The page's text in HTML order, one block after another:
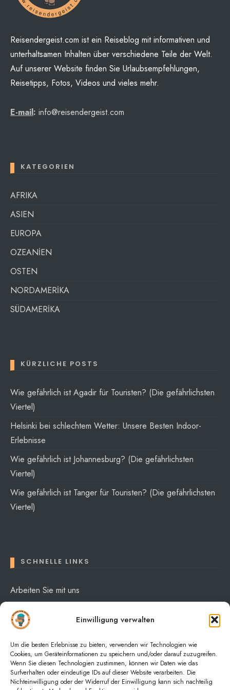
Einwilligung verwalten
Um die besten Erlebnisse zu bieten, verwenden wir Technologien wie
Cookies, um Geräteinformationen zu speichern und/oder darauf zuzugreifen.
Wenn Sie diesen Technologien zustimmen, können wir Daten wie das
Surfverhalten oder eindeutige IDs auf dieser Website verarbeiten. Die
Nichteinwilligung oder der Widerruf der Einwilligung kann sich nachteilig
Reisendergeist.com ist ein Reiseblog mit informativen und
unterhaltsamen Inhalten über verschiedene Teile der Welt.
Auf unserer Website finden Sie Urlaubsempfehlungen,
Reisetipps, Fotos, Videos und vieles mehr.
E-mail: info@reisendergeist.com
KATEGORIEN
AFRIKA
ASIEN
EUROPA
OZEANİEN
OSTEN
NORDAMERİKA
SÜDAMERİKA
KÜRZLICHE POSTS
Wie gefährlich ist Agadir für Touristen? (Die gefährlichsten
Viertel)
Helsinki bei schlechtem Wetter: Unsere Besten Indoor-
Erlebnisse
Wie gefährlich ist Johannesburg? (Die gefährlichsten
Viertel)
Wie gefährlich ist Tanger für Touristen? (Die gefährlichsten
Viertel)
SCHNELLE LINKS
Arbeiten Sie mit uns
Über mich
Datenschutzerklärung